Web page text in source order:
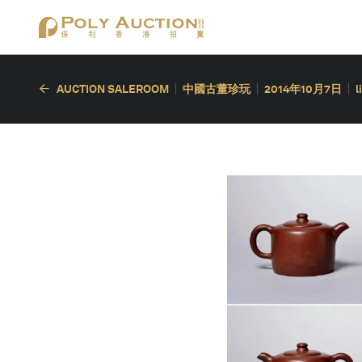
AUCTION SALEROOM 中國古董珍玩 2014年10月7日